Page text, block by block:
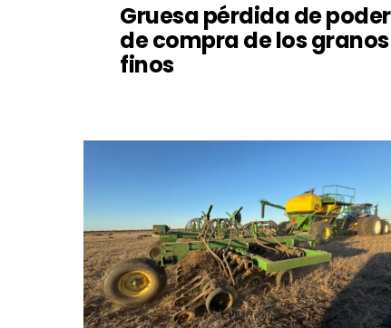
Gruesa pérdida de poder
de compra de los granos
finos